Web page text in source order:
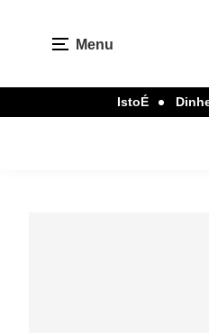
Menu
IstoÉ